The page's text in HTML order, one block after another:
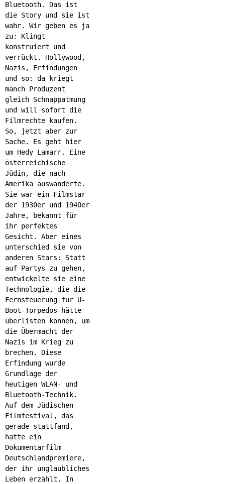
Bluetooth. Das ist
die Story und sie ist
wahr. Wir geben es ja
zu: Klingt
konstruiert und
verrückt. Hollywood,
Nazis, Erfindungen
und so: da kriegt
manch Produzent
gleich Schnappatmung
und will sofort die
Filmrechte kaufen.
So, jetzt aber zur
Sache. Es geht hier
um Hedy Lamarr. Eine
österreichische
Jüdin, die nach
Amerika auswanderte.
Sie war ein Filmstar
der 1930er und 1940er
Jahre, bekannt für
ihr perfektes
Gesicht. Aber eines
unterschied sie von
anderen Stars: Statt
auf Partys zu gehen,
entwickelte sie eine
Technologie, die die
Fernsteuerung für U-
Boot-Torpedos hätte
überlisten können, um
die Übermacht der
Nazis im Krieg zu
brechen. Diese
Erfindung wurde
Grundlage der
heutigen WLAN- und
Bluetooth-Technik.
Auf dem Jüdischen
Filmfestival, das
gerade stattfand,
hatte ein
Dokumentarfilm
Deutschlandpremiere,
der ihr unglaubliches
Leben erzählt. In